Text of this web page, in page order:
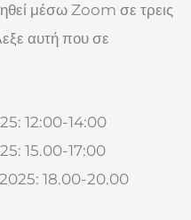
μέσω Zoom σε τρεις
αυτή που σε
12:00-14:00
15.00-17:00
2025: 18.00-20.00